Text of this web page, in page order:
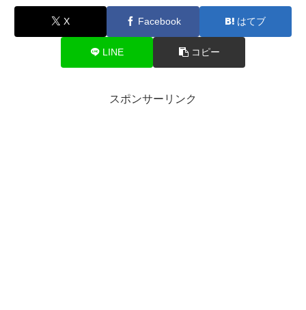
X Facebook はてブ
LINE コピー
スポンサーリンク